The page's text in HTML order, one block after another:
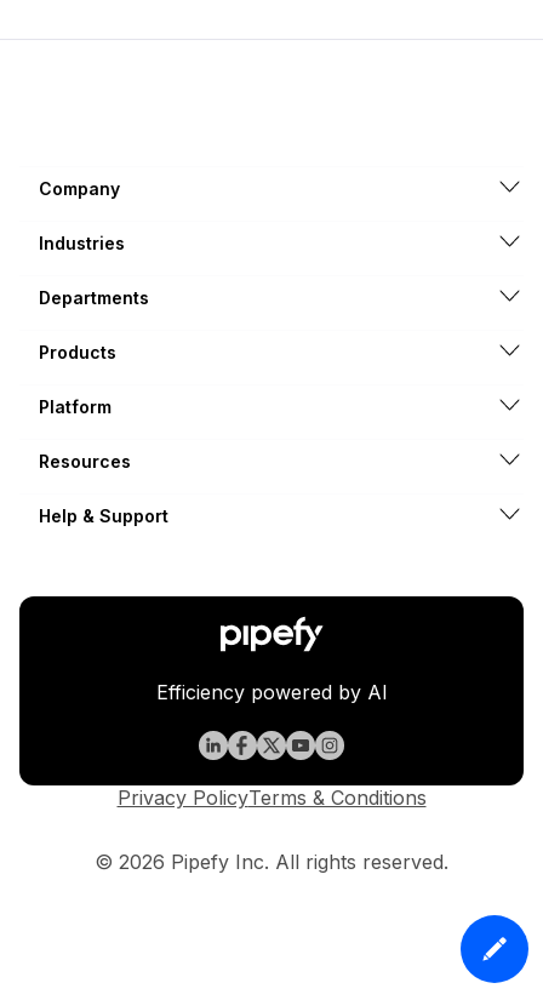
Company
Industries
Departments
Products
Platform
Resources
Help & Support
Efficiency powered by AI
© 2026 Pipefy Inc. All rights reserved.
Privacy PolicyTerms & Conditions